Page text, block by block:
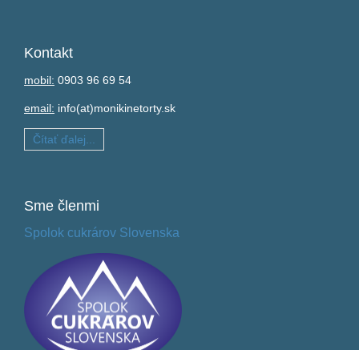
Kontakt
mobil: 0903 96 69 54
email: info(at)monikinetorty.sk
Čítať ďalej...
Sme členmi
Spolok cukrárov Slovenska